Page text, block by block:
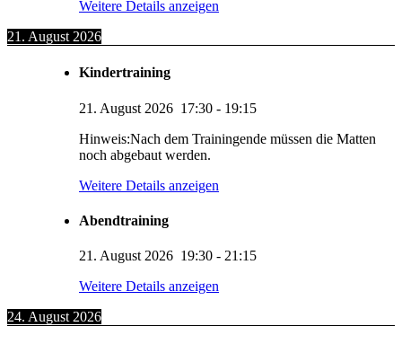
Weitere Details anzeigen
21. August 2026
Kindertraining
21. August 2026 17:30 - 19:15
Hinweis:Nach dem Trainingende müssen die Matten
noch abgebaut werden.
Weitere Details anzeigen
Abendtraining
21. August 2026 19:30 - 21:15
Weitere Details anzeigen
24. August 2026